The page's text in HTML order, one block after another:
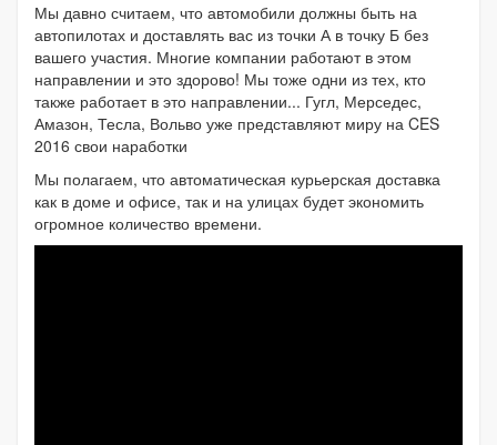
Мы давно считаем, что автомобили должны быть на
автопилотах и доставлять вас из точки А в точку Б без
вашего участия. Многие компании работают в этом
направлении и это здорово! Мы тоже одни из тех, кто
также работает в это направлении... Гугл, Мерседес,
Амазон, Тесла, Вольво уже представляют миру на CES
2016 свои наработки
Мы полагаем, что автоматическая курьерская доставка
как в доме и офисе, так и на улицах будет экономить
огромное количество времени.